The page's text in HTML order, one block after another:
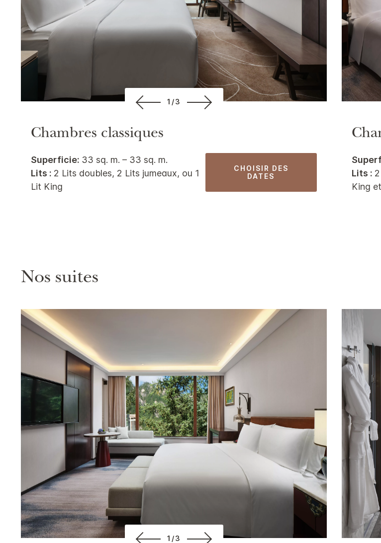
1/3
Chambres classiques
Superficie: 33 sq. m. – 33 sq. m.
Lits : 2 Lits doubles, 2 Lits jumeaux, ou 1
Lit King
CHOISIR DES
DATES
Lits :
King
Nos suites
1/3